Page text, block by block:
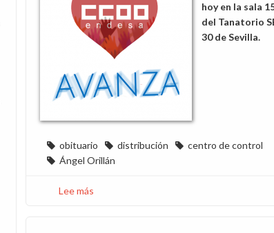
hoy en la sala
del Tanatorio
30 de Sevilla.
obituario distribución
centro de control
Ángel Orillán
Lee más